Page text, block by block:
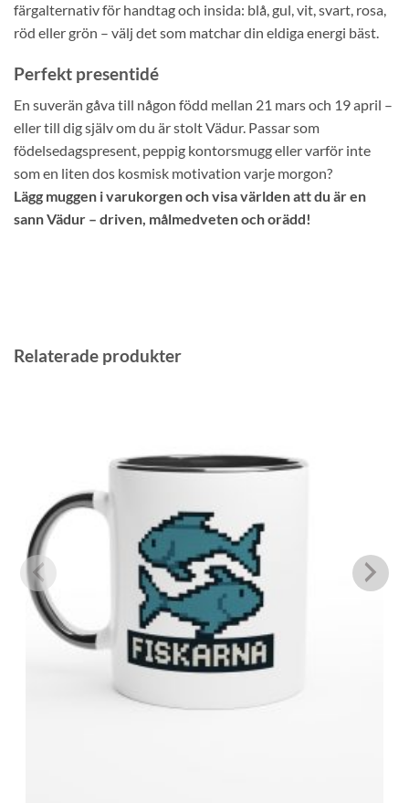
färgalternativ för handtag och insida: blå, gul, vit, svart, rosa,
röd eller grön – välj det som matchar din eldiga energi bäst.
Perfekt presentidé
En suverän gåva till någon född mellan 21 mars och 19 april –
eller till dig själv om du är stolt Vädur. Passar som
födelsedagspresent, peppig kontorsmugg eller varför inte
som en liten dos kosmisk motivation varje morgon?
Lägg muggen i varukorgen och visa världen att du är en
sann Vädur – driven, målmedveten och orädd!
Relaterade produkter